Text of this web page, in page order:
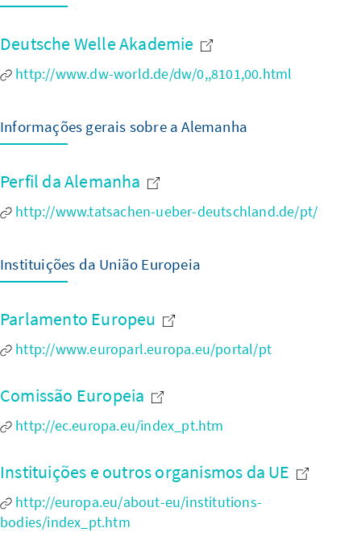
Deutsche Welle Akademie
http://www.dw-world.de/dw/0,,8101,00.html
Informações gerais sobre a Alemanha
Perfil da Alemanha
http://www.tatsachen-ueber-deutschland.de/pt/
Instituições da União Europeia
Parlamento Europeu
http://www.europarl.europa.eu/portal/pt
Comissão Europeia
http://ec.europa.eu/index_pt.htm
Instituições e outros organismos da UE
http://europa.eu/about-eu/institutions-
bodies/index_pt.htm